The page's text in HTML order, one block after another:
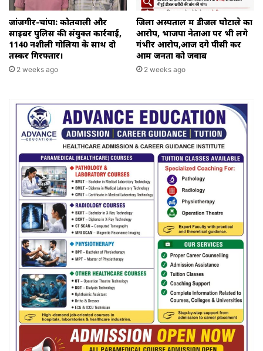
जांजगीर-चांपा: कोतवाली और
साइबर पुलिस की संयुक्त कार्रवाई,
1140 नशीली गोलियों के साथ दो
तस्कर गिरफ्तार।
2 weeks ago
जिला अस्पताल में डीजल घोटाले का
आरोप, भाजपा नेताओं पर भी लगे
गंभीर आरोप,आज देंगे पीसी कर
आम जनता को जवाब
2 weeks ago